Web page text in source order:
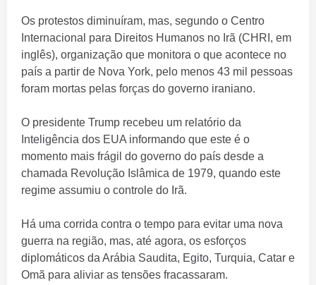
Os protestos diminuíram, mas, segundo o Centro
Internacional para Direitos Humanos no Irã (CHRI, em
inglês), organização que monitora o que acontece no
país a partir de Nova York, pelo menos 43 mil pessoas
foram mortas pelas forças do governo iraniano.
O presidente Trump recebeu um relatório da
Inteligência dos EUA informando que este é o
momento mais frágil do governo do país desde a
chamada Revolução Islâmica de 1979, quando este
regime assumiu o controle do Irã.
Há uma corrida contra o tempo para evitar uma nova
guerra na região, mas, até agora, os esforços
diplomáticos da Arábia Saudita, Egito, Turquia, Catar e
Omã para aliviar as tensões fracassaram.